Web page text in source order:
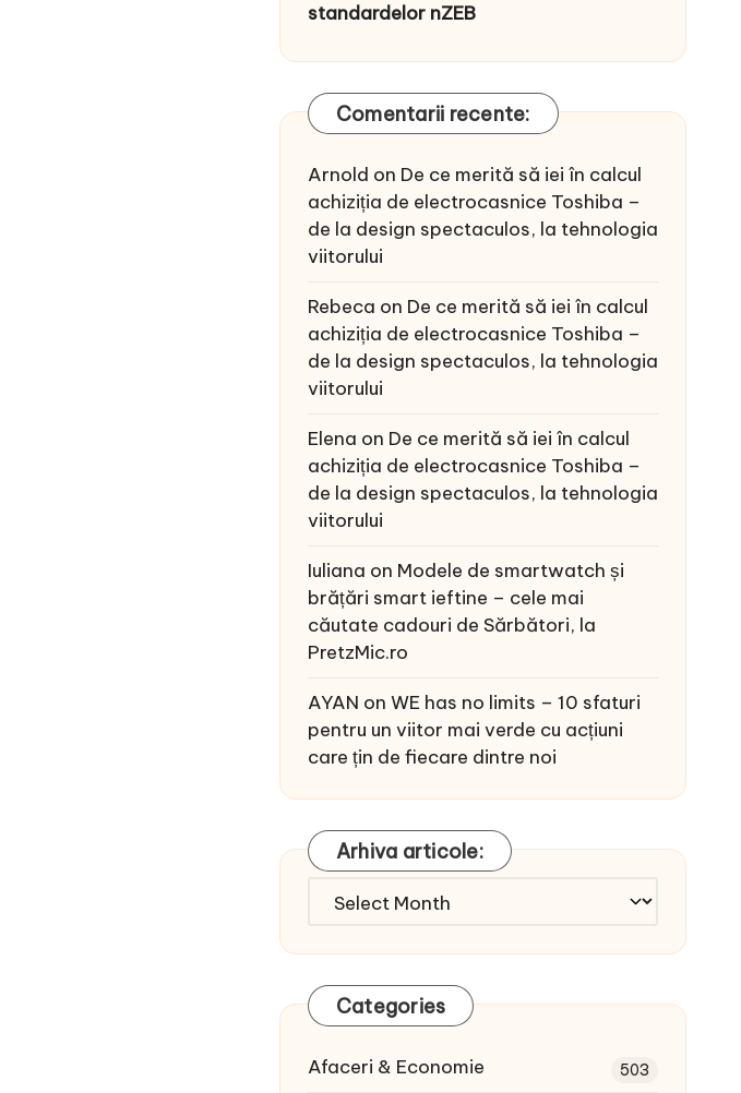
standardelor nZEB
Comentarii recente:
Arnold on De ce merită să iei în calcul
achiziția de electrocasnice Toshiba –
de la design spectaculos, la tehnologia
viitorului
Rebeca on De ce merită să iei în calcul
achiziția de electrocasnice Toshiba –
de la design spectaculos, la tehnologia
viitorului
Elena on De ce merită să iei în calcul
achiziția de electrocasnice Toshiba –
de la design spectaculos, la tehnologia
viitorului
Iuliana on Modele de smartwatch și
brățări smart ieftine – cele mai
căutate cadouri de Sărbători, la
PretzMic.ro
AYAN on WE has no limits – 10 sfaturi
pentru un viitor mai verde cu acțiuni
care țin de fiecare dintre noi
Arhiva articole:
Arhiva
Categories
Afaceri & Economie 503